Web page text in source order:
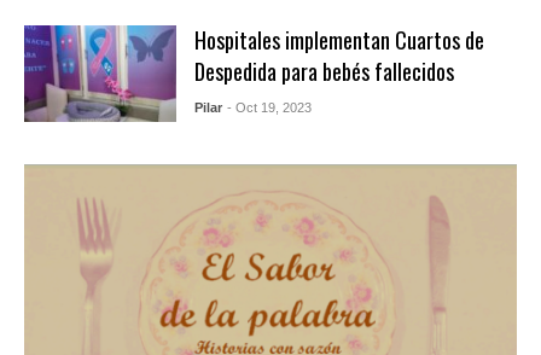
Hospitales implementan Cuartos de
Despedida para bebés fallecidos
Pilar - Oct 19, 2023